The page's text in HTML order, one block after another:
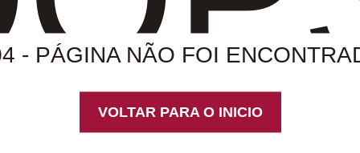
- PÁGINA NÃO FOI
VOLTAR PARA O INICIO